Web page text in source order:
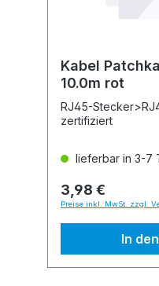
Kabel
10.0m rot
RJ45-
zertifiziert
lieferbar in 3-7
3,98 €
Preise inkl. MwSt. zzgl.
In